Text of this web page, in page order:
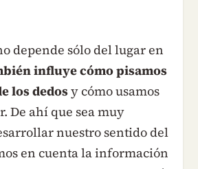
depende sólo del lugar en
influye cómo pisamos
los dedosy cómo usamos
De ahí que sea muy
nuestro sentido del
en cuenta la información